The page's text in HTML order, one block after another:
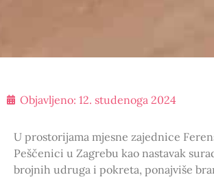
Objavljeno: 12. studenoga 2024
U prostorijama mjesne zajednice
Peščenici u Zagrebu kao nastavak
brojnih udruga i pokreta, ponajviše